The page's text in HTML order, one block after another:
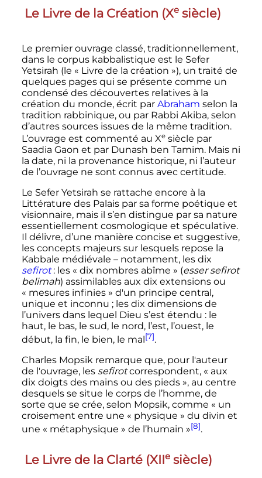
Le Livre de la Création (Xe siècle)
Le premier ouvrage classé, traditionnellement,
dans le corpus kabbalistique est le Sefer
Yetsirah (le « Livre de la création »), un traité de
quelques pages qui se présente comme un
condensé des découvertes relatives à la
création du monde, écrit par Abraham selon la
tradition rabbinique, ou par Rabbi Akiba, selon
d’autres sources issues de la même tradition.
L’ouvrage est commenté au Xe siècle par
Saadia Gaon et par Dunash ben Tamim. Mais ni
la date, ni la provenance historique, ni l’auteur
de l’ouvrage ne sont connus avec certitude.
Le Sefer Yetsirah se rattache encore à la
Littérature des Palais par sa forme poétique et
visionnaire, mais il s’en distingue par sa nature
essentiellement cosmologique et spéculative.
Il délivre, d’une manière concise et suggestive,
les concepts majeurs sur lesquels repose la
Kabbale médiévale – notamment, les dix
sefirot : les « dix nombres abîme » (esser sefirot
belimah) assimilables aux dix extensions ou
« mesures infinies » d'un principe central,
unique et inconnu ; les dix dimensions de
l’univers dans lequel Dieu s’est étendu : le
haut, le bas, le sud, le nord, l’est, l’ouest, le
début, la fin, le bien, le mal [7].
Charles Mopsik remarque que, pour l'auteur
de l'ouvrage, les sefirotcorrespondent, « aux
dix doigts des mains ou des pieds », au centre
desquels se situe le corps de l’homme, de
sorte que se crée, selon Mopsik, comme « un
croisement entre une « physique » du divin et
une « métaphysique » de l’humain »[8].
Le Livre de la Clarté (XIIe siècle)